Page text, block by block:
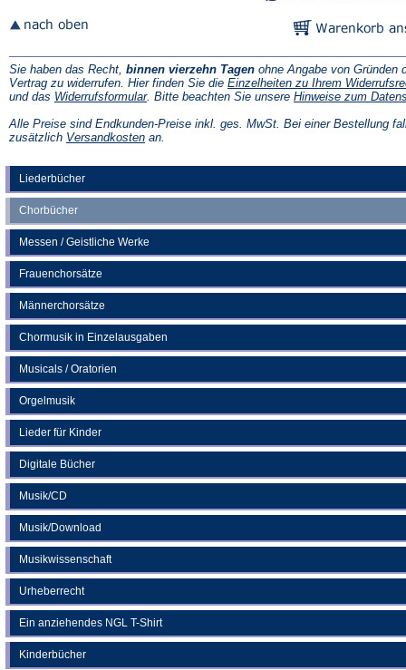
Liederbücher
Chorbücher
Messen / Geistliche Werke
Frauenchorsätze
Männerchorsätze
Chormusik in Einzelausgaben
Musicals / Oratorien
Orgelmusik
Lieder für Kinder
Digitale Bücher
Musik/CD
Musik/Download
Musikwissenschaft
Urheberrecht
Ein anziehendes NGL T-Shirt
Kinderbücher
Sie haben das Recht, binnen vierzehn Tagen ohne Angabe von Gründen
Vertrag zu widerrufen. Hier finden Sie die Einzelheiten zu Ihrem
und das Widerrufsformular(Öffnet
einem
neuen
. Bitte beachten Sie unsere Hinweise zum
Alle Preise sind Endkunden-Preise inkl. ges. MwSt. Bei einer Bestellung
zusätzlich Versandkosten(Öffnet
an.